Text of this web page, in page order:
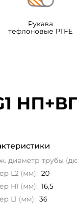
Рукава
тефлоновые PTFE
диаметр трубы
L2 (мм): 20
H1 (мм): 16,5
L1 (мм): 36